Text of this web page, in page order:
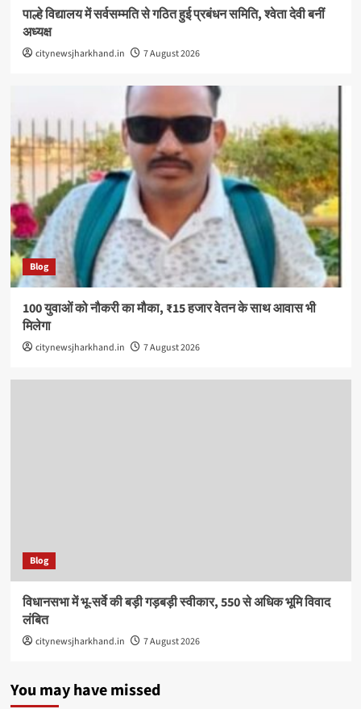
पाल्हे विद्यालय में सर्वसम्मति से गठित हुई प्रबंधन समिति, श्वेता देवी बनीं
अध्यक्ष
citynewsjharkhand.in 7 August 2026
Blog
100 युवाओं को नौकरी का मौका, ₹15 हजार वेतन के साथ आवास भी
मिलेगा
citynewsjharkhand.in 7 August 2026
Blog
विधानसभा में भू-सर्वे की बड़ी गड़बड़ी स्वीकार, 550 से अधिक भूमि विवाद
लंबित
citynewsjharkhand.in 7 August 2026
You may have missed